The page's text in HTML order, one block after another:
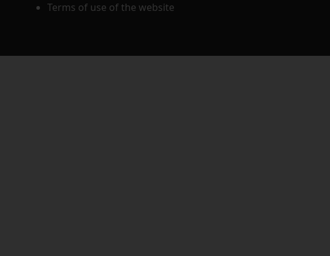
Terms of use of the website